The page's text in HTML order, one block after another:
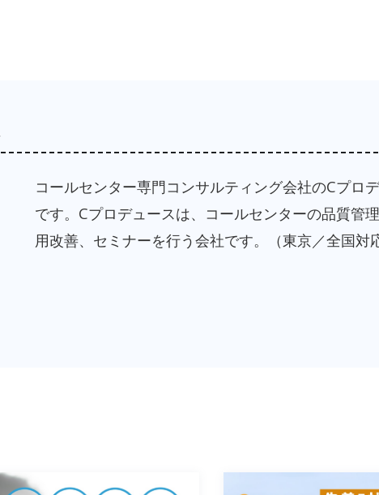
コールセンター専門コンサルティング会社のCプロ
です。Cプロデュースは、コールセンターの品質管
用改善、セミナーを行う会社です。（東京／全国対